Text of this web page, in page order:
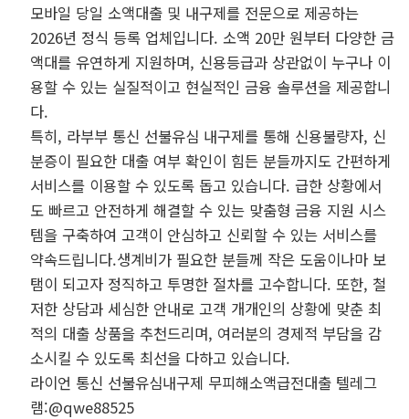
모바일 당일 소액대출 및 내구제를 전문으로 제공하는
2026년 정식 등록 업체입니다. 소액 20만 원부터 다양한 금
액대를 유연하게 지원하며, 신용등급과 상관없이 누구나 이
용할 수 있는 실질적이고 현실적인 금융 솔루션을 제공합니
다.
특히, 라부부 통신 선불유심 내구제를 통해 신용불량자, 신
분증이 필요한 대출 여부 확인이 힘든 분들까지도 간편하게
서비스를 이용할 수 있도록 돕고 있습니다. 급한 상황에서
도 빠르고 안전하게 해결할 수 있는 맞춤형 금융 지원 시스
템을 구축하여 고객이 안심하고 신뢰할 수 있는 서비스를
약속드립니다.생계비가 필요한 분들께 작은 도움이나마 보
탬이 되고자 정직하고 투명한 절차를 고수합니다. 또한, 철
저한 상담과 세심한 안내로 고객 개개인의 상황에 맞춘 최
적의 대출 상품을 추천드리며, 여러분의 경제적 부담을 감
소시킬 수 있도록 최선을 다하고 있습니다.
라이언 통신 선불유심내구제 무피해소액급전대출 텔레그
램:@qwe88525